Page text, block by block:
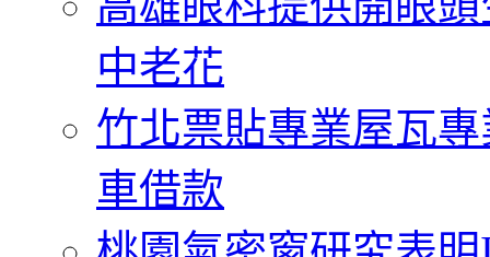
中老花
竹北票貼專業屋瓦
車借款